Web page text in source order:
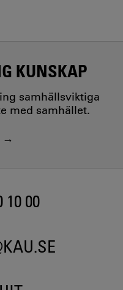
KUNSKAP
samhällsviktiga
med samhället.
10 00